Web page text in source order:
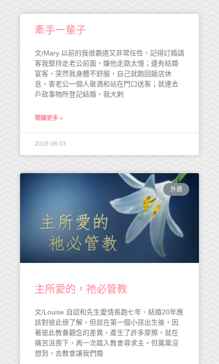
牽手一輩子
文/Mary 以前的我很霸道又非常任性，記得訂婚請
客我堅持走老公前面，嫌他走路太慢；還有結婚
宴客，突然我身體不舒服，自己就跑回飯店休
息，害老公一個人敬酒和站在門口送客；就連去
戶政事物所登記結婚，我大剌
閱讀更多 »
2019-08-03
外遇
主所愛的，祂必管教
文/Louise 自認和先生愛情長跑七年、結婚20年應
該對彼此很了解，但就在第一個小孩出生後，因
著彼此教養觀念的差異，產生了許多摩擦。就在
痛苦沮喪下，再一次踏入教會尋求主。但萬萬沒
想到，去教會讓我們婚